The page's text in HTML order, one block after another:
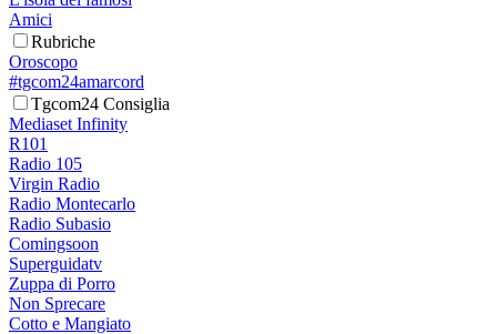
Amici
Rubriche
Oroscopo
#tgcom24amarcord
Tgcom24 Consiglia
Mediaset Infinity
R101
Radio 105
Virgin Radio
Radio Montecarlo
Radio Subasio
Comingsoon
Superguidatv
Zuppa di Porro
Non Sprecare
Cotto e Mangiato